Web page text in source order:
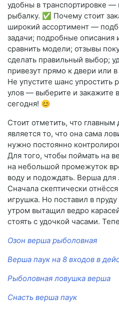
удобны в транспортировке —
рыбалку. ✅ Почему стоит
широкий ассортимент —
задачи; подробные описания
сравнить модели; отзывы
сделать правильный выбор;
привезут прямо к двери или
Не упустите шанс упростить
улов — выберите и закажите
сегодня! 😊
Стоит отметить, что
является то, что она сама
нужно постоянно
Для того, чтобы поймать на
на небольшой промежуток
воду и подождать. Верша для
Сначала скептически
игрушка. Но поставил в
утром вытащил ведро
стоять с удочкой часами.
Озон верша рыболовная
Верша паук на 8 входов в
Рыболовная ловушка верша
Снасть верша паук